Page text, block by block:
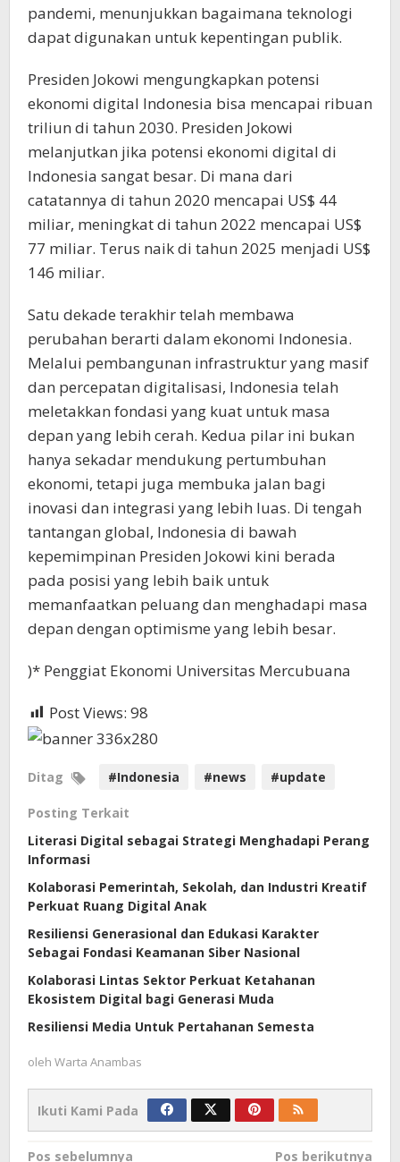
pandemi, menunjukkan bagaimana teknologi
dapat digunakan untuk kepentingan publik.
Presiden Jokowi mengungkapkan potensi
ekonomi digital Indonesia bisa mencapai ribuan
triliun di tahun 2030. Presiden Jokowi
melanjutkan jika potensi ekonomi digital di
Indonesia sangat besar. Di mana dari
catatannya di tahun 2020 mencapai US$ 44
miliar, meningkat di tahun 2022 mencapai US$
77 miliar. Terus naik di tahun 2025 menjadi US$
146 miliar.
Satu dekade terakhir telah membawa
perubahan berarti dalam ekonomi Indonesia.
Melalui pembangunan infrastruktur yang masif
dan percepatan digitalisasi, Indonesia telah
meletakkan fondasi yang kuat untuk masa
depan yang lebih cerah. Kedua pilar ini bukan
hanya sekadar mendukung pertumbuhan
ekonomi, tetapi juga membuka jalan bagi
inovasi dan integrasi yang lebih luas. Di tengah
tantangan global, Indonesia di bawah
kepemimpinan Presiden Jokowi kini berada
pada posisi yang lebih baik untuk
memanfaatkan peluang dan menghadapi masa
depan dengan optimisme yang lebih besar.
)* Penggiat Ekonomi Universitas Mercubuana
Post Views: 98
Ditag #Indonesia #news #update
Posting Terkait
Literasi Digital sebagai Strategi Menghadapi Perang
Informasi
Kolaborasi Pemerintah, Sekolah, dan Industri Kreatif
Perkuat Ruang Digital Anak
Resiliensi Generasional dan Edukasi Karakter
Sebagai Fondasi Keamanan Siber Nasional
Kolaborasi Lintas Sektor Perkuat Ketahanan
Ekosistem Digital bagi Generasi Muda
Resiliensi Media Untuk Pertahanan Semesta
oleh Warta Anambas
Ikuti Kami Pada
Pos sebelumnya Pos berikutnya